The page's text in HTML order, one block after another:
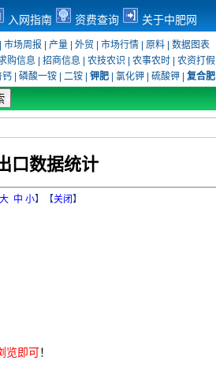
入网指南 资费查询 关于中肥网
市场周报 产量| 外贸 市场行情| 原料| 数据图表
购信息 招商信息 农技农识 农事农时 农资打假
钙 磷酸一铵 二铵 钾肥 氯化钾 硫酸钾
复合肥
口数据统计
大 中 小】【关闭】
览即可！